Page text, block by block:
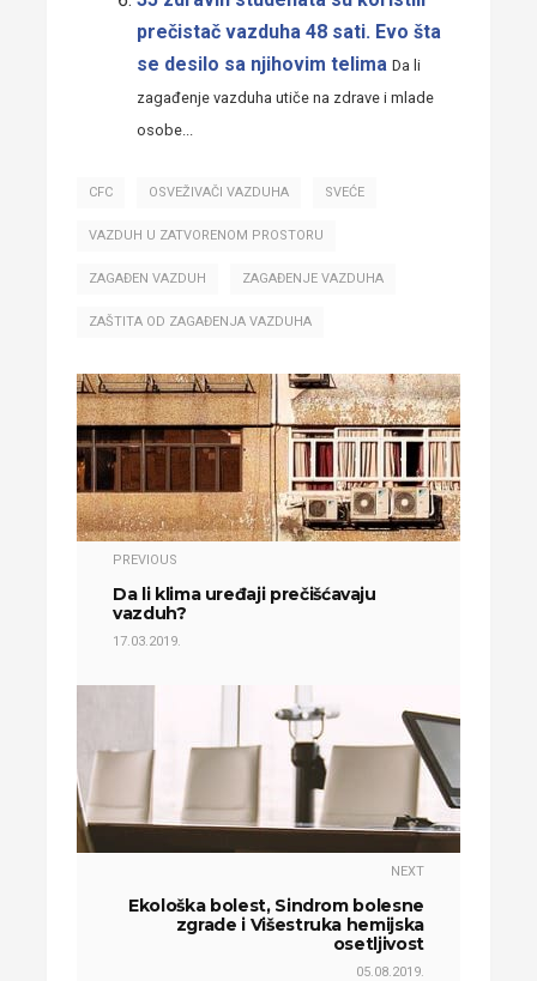
prečistač vazduha 48 sati. Evo šta
se desilo sa njihovim telima Da li
zagađenje vazduha utiče na zdrave i mlade
osobe...
CFC OSVEŽIVAČI VAZDUHA SVEĆE
VAZDUH U ZATVORENOM PROSTORU
ZAGAĐEN VAZDUH ZAGAĐENJE VAZDUHA
ZAŠTITA OD ZAGAĐENJA VAZDUHA
PREVIOUS
Da li klima uređaji prečišćavaju
vazduh?
17.03.2019.
NEXT
Ekološka bolest, Sindrom bolesne
zgrade i Višestruka hemijska
osetljivost
05.08.2019.